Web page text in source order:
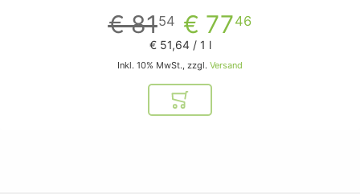
€ 7746
€ 8154
Inkl. 10% MwSt., zzgl. Versand
€ 51,64/ 1 l
In den Warenkorb